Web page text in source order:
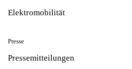
Elektromobilität
Presse
Pressemitteilungen